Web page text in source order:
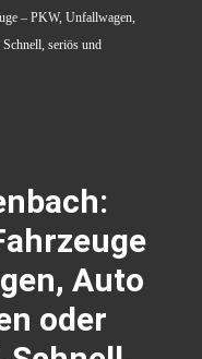
– PKW, Unfallwagen,
seriös und
Auto
oder